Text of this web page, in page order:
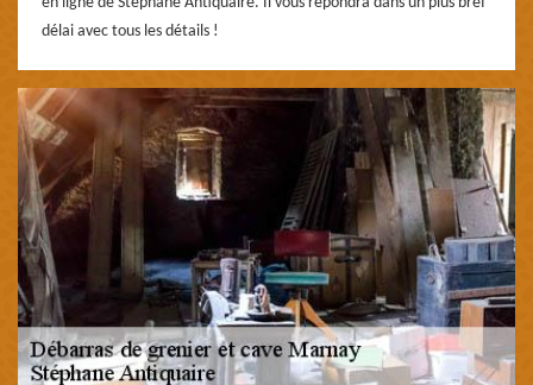
délai avec tous les détails !